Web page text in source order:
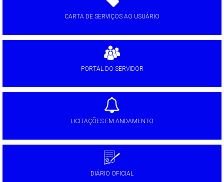
CARTA DE SERVIÇOS AO USUÁRIO
PORTAL DO SERVIDOR
LICITAÇÕES EM ANDAMENTO
DIÁRIO OFICIAL